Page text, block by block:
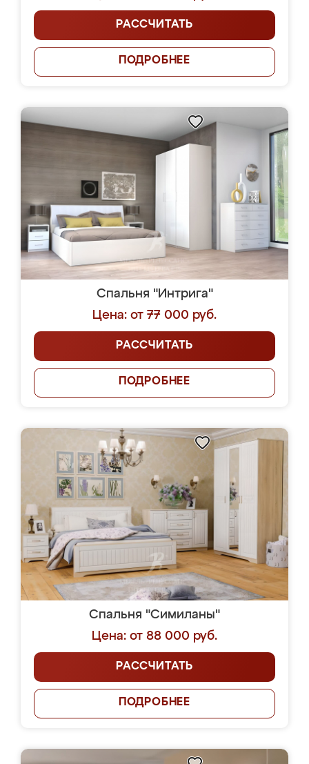
РАССЧИТАТЬ
ПОДРОБНЕЕ
Спальня "Интрига"
Цена: от 77 000 руб.
РАССЧИТАТЬ
ПОДРОБНЕЕ
Спальня "Симиланы"
Цена: от 88 000 руб.
РАССЧИТАТЬ
ПОДРОБНЕЕ